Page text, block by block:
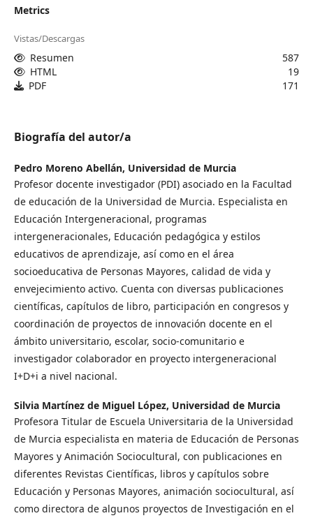
Metrics
Vistas/Descargas
Resumen
587
HTML
19
PDF
171
Biografía del autor/a
Pedro Moreno Abellán, Universidad de Murcia
Profesor docente investigador (PDI) asociado en la Facultad
de educación de la Universidad de Murcia. Especialista en
Educación Intergeneracional, programas
intergeneracionales, Educación pedagógica y estilos
educativos de aprendizaje, así como en el área
socioeducativa de Personas Mayores, calidad de vida y
envejecimiento activo. Cuenta con diversas publicaciones
científicas, capítulos de libro, participación en congresos y
coordinación de proyectos de innovación docente en el
ámbito universitario, escolar, socio-comunitario e
investigador colaborador en proyecto intergeneracional
I+D+i a nivel nacional.
Silvia Martínez de Miguel López, Universidad de Murcia
Profesora Titular de Escuela Universitaria de la Universidad
de Murcia especialista en materia de Educación de Personas
Mayores y Animación Sociocultural, con publicaciones en
diferentes Revistas Científicas, libros y capítulos sobre
Educación y Personas Mayores, animación sociocultural, así
como directora de algunos proyectos de Investigación en el